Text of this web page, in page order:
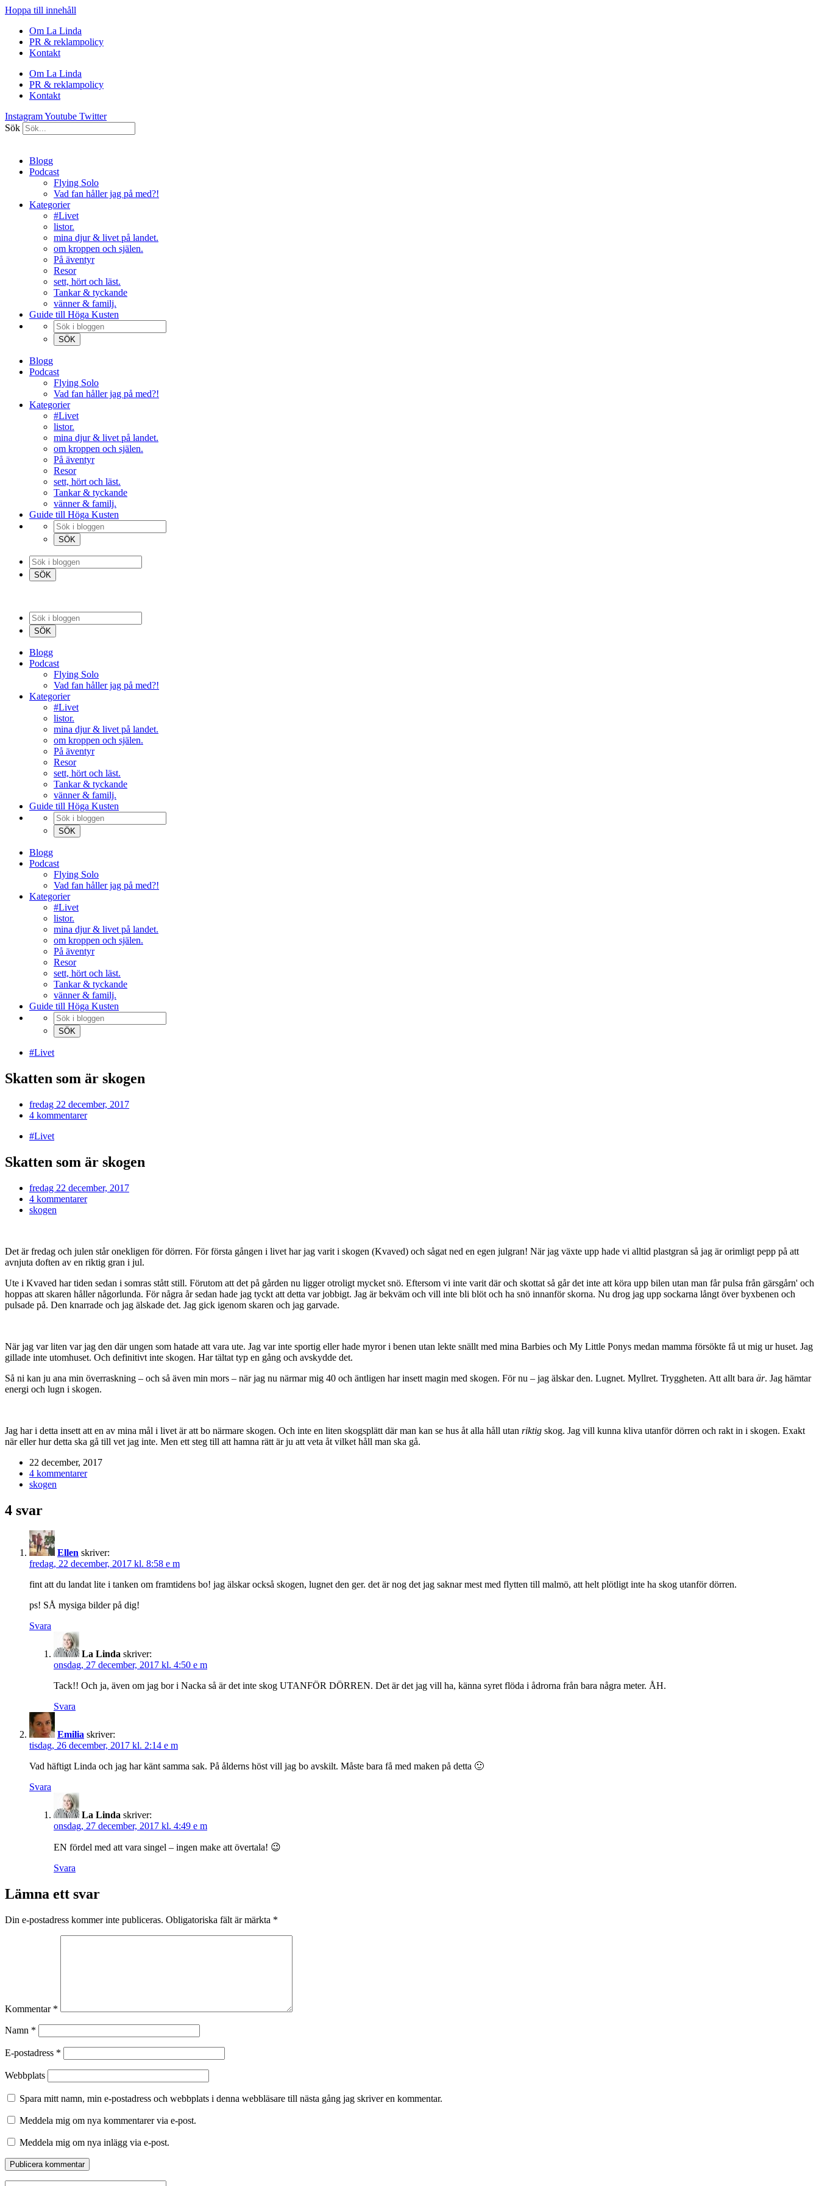
Hoppa till innehåll
Om La Linda
PR & reklampolicy
Kontakt
Om La Linda
PR & reklampolicy
Kontakt
InstagramYoutube Twitter
Sök
Blogg
Podcast
Flying Solo
Vad fan håller jag på med?!
Kategorier
#Livet
listor.
mina djur & livet på landet.
om kroppen och själen.
På äventyr
Resor
sett, hört och läst.
Tankar & tyckande
vänner & familj.
Guide till Höga Kusten
Blogg
Podcast
Flying Solo
Vad fan håller jag på med?!
Kategorier
#Livet
listor.
mina djur & livet på landet.
om kroppen och själen.
På äventyr
Resor
sett, hört och läst.
Tankar & tyckande
vänner & familj.
Guide till Höga Kusten
Blogg
Podcast
Flying Solo
Vad fan håller jag på med?!
Kategorier
#Livet
listor.
mina djur & livet på landet.
om kroppen och själen.
På äventyr
Resor
sett, hört och läst.
Tankar & tyckande
vänner & familj.
Guide till Höga Kusten
Blogg
Podcast
Flying Solo
Vad fan håller jag på med?!
Kategorier
#Livet
listor.
mina djur & livet på landet.
om kroppen och själen.
På äventyr
Resor
sett, hört och läst.
Tankar & tyckande
vänner & familj.
Guide till Höga Kusten
#Livet
Skatten som är skogen
fredag 22 december, 2017
4 kommentarer
#Livet
Skatten som är skogen
fredag 22 december, 2017
4 kommentarer
skogen
Det är fredag och julen står onekligen för dörren. För första gången i livet har jag varit i skogen (Kvaved) och sågat ned en egen julgran! När jag växte upp hade vi alltid plastgran så jag är orimligt pepp på att
avnjuta doften av en riktig gran i jul.
Ute i Kvaved har tiden sedan i somras stått still. Förutom att det på gården nu ligger otroligt mycket snö. Eftersom vi inte varit där och skottat så går det inte att köra upp bilen utan man får pulsa från gärsgårn' och
hoppas att skaren håller någorlunda. För några år sedan hade jag tyckt att detta var jobbigt. Jag är bekväm och vill inte bli blöt och ha snö innanför skorna. Nu drog jag upp sockarna långt över byxbenen och
pulsade på. Den knarrade och jag älskade det. Jag gick igenom skaren och jag garvade.
När jag var liten var jag den där ungen som hatade att vara ute. Jag var inte sportig eller hade myror i benen utan lekte snällt med mina Barbies och My Little Ponys medan mamma försökte få ut mig ur huset. Jag
gillade inte utomhuset. Och definitivt inte skogen. Har tältat typ en gång och avskydde det.
Så ni kan ju ana min överraskning – och så även min mors – när jag nu närmar mig 40 och äntligen har insett magin med skogen. För nu – jag älskar den. Lugnet. Myllret. Tryggheten. Att allt bara är. Jag hämtar
energi och lugn i skogen.
Jag har i detta insett att en av mina mål i livet är att bo närmare skogen. Och inte en liten skogsplätt där man kan se hus åt alla håll utan riktig skog. Jag vill kunna kliva utanför dörren och rakt in i skogen. Exakt
när eller hur detta ska gå till vet jag inte. Men ett steg till att hamna rätt är ju att veta åt vilket håll man ska gå.
22 december, 2017
4 kommentarer
skogen
4 svar
Ellen skriver:
fredag, 22 december, 2017 kl. 8:58 e m
fint att du landat lite i tanken om framtidens bo! jag älskar också skogen, lugnet den ger. det är nog det jag saknar mest med flytten till malmö, att helt plötligt inte ha skog utanför dörren.
ps! SÅ mysiga bilder på dig!
Svara
La Linda skriver:
onsdag, 27 december, 2017 kl. 4:50 e m
Tack!! Och ja, även om jag bor i Nacka så är det inte skog UTANFÖR DÖRREN. Det är det jag vill ha, känna syret flöda i ådrorna från bara några meter. ÅH.
Svara
Emilia skriver:
tisdag, 26 december, 2017 kl. 2:14 e m
Vad häftigt Linda och jag har känt samma sak. På ålderns höst vill jag bo avskilt. Måste bara få med maken på detta 🙂
Svara
La Linda skriver:
onsdag, 27 december, 2017 kl. 4:49 e m
EN fördel med att vara singel – ingen make att övertala! 😉
Svara
Lämna ett svar
Din e-postadress kommer inte publiceras. Obligatoriska fält är märkta *
Kommentar *
Namn *
E-postadress *
Webbplats
Spara mitt namn, min e-postadress och webbplats i denna webbläsare till nästa gång jag skriver en kommentar.
Meddela mig om nya kommentarer via e-post.
Meddela mig om nya inlägg via e-post.